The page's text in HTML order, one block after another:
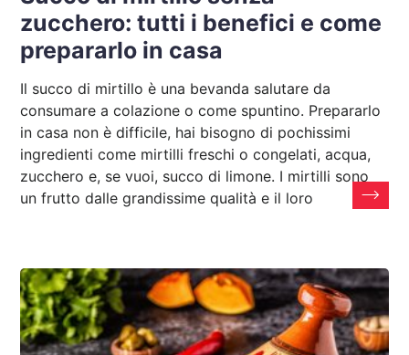
zucchero: tutti i benefici e come
prepararlo in casa
Il succo di mirtillo è una bevanda salutare da
consumare a colazione o come spuntino. Prepararlo
in casa non è difficile, hai bisogno di pochissimi
ingredienti come mirtilli freschi o congelati, acqua,
zucchero e, se vuoi, succo di limone. I mirtilli sono
un frutto dalle grandissime qualità e il loro